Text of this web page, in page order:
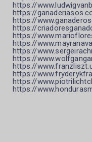
https://
https://
https://
https://
https://
https://
https://
https://
https://
https://
https://
https://